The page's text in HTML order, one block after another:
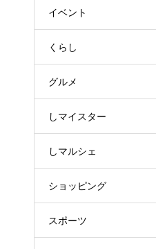
イベント
くらし
グルメ
しマイスター
しマルシェ
ショッピング
スポーツ